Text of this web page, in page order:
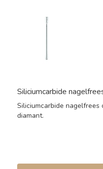
Siliciumcarbide
Siliciumcarbide nagelfrees
diamant.